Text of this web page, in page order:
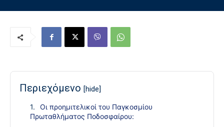
Περιεχόμενο [hide]
Οι προημιτελικοί του Παγκοσμίου
Πρωταθλήματος Ποδοσφαίρου: